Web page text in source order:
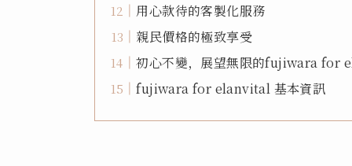
用心款待的客製化服務
親民價格的極致享受
初心不變，展望無限的fujiwara for
fujiwara for elanvital 基本資訊